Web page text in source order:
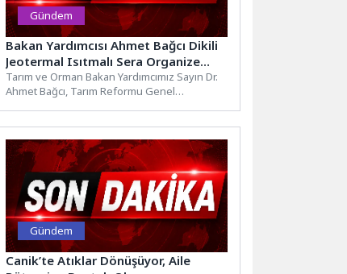
Gündem
Bakan Yardımcısı Ahmet Bağcı Dikili
Jeotermal Isıtmalı Sera Organize
Tarım Bölgesi’nde İncelemelerde
Bulundu
Tarım ve Orman Bakan Yardımcımız Sayın Dr.
Ahmet Bağcı, Tarım Reformu Genel
Gündem
Canik’te Atıklar Dönüşüyor, Aile